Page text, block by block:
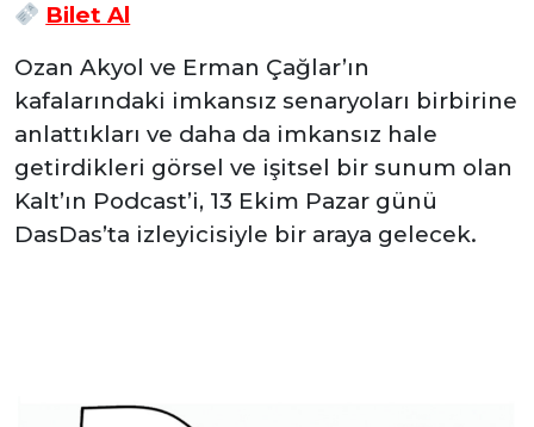
Bilet Al
Ozan Akyol ve Erman Çağlar’ın
kafalarındaki imkansız senaryoları birbirine
anlattıkları ve daha da imkansız hale
getirdikleri görsel ve işitsel bir sunum olan
Kalt’ın Podcast’i, 13 Ekim Pazar günü
DasDas’ta izleyicisiyle bir araya gelecek.